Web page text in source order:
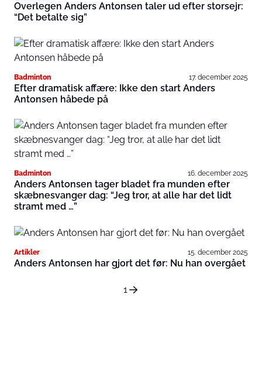
Overlegen Anders Antonsen taler ud efter storsejr:
“Det betalte sig”
Badminton 17. december 2025
Efter dramatisk affære: Ikke den start Anders
Antonsen håbede på
Badminton 16. december 2025
Anders Antonsen tager bladet fra munden efter
skæbnesvanger dag: “Jeg tror, at alle har det lidt
stramt med …”
Artikler 15. december 2025
Anders Antonsen har gjort det før: Nu han overgået
1